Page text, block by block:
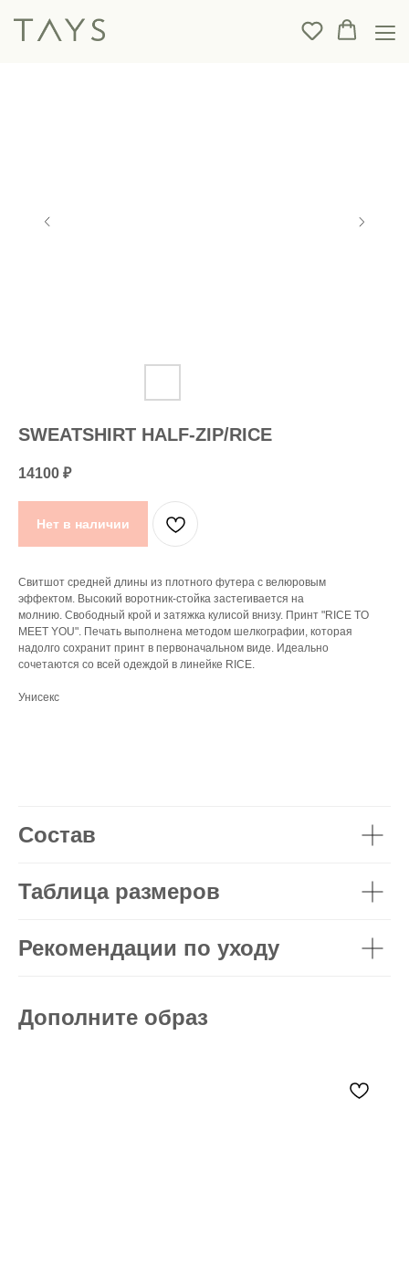
SWEATSHIRT HALF-ZIP/RICE
14100 ₽
Нет в наличии
Свитшот средней длины из плотного футера с велюровым
эффектом. Высокий воротник-стойка застегивается на
молнию. Свободный крой и затяжка кулисой внизу. Принт "RICE TO
MEET YOU". Печать выполнена методом шелкографии, которая
надолго сохранит принт в первоначальном виде. Идеально
сочетаются со всей одеждой в линейке RICE.
Унисекс
Состав
Таблица размеров
Рекомендации по уходу
Дополните образ